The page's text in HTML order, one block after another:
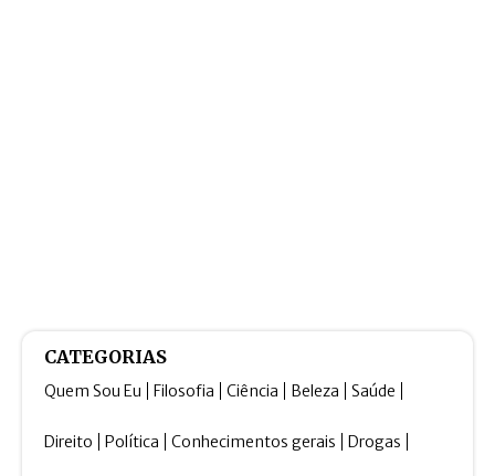
CATEGORIAS
Quem Sou Eu Filosofia Ciência Beleza Saúde
Direito Política Conhecimentos gerais Drogas